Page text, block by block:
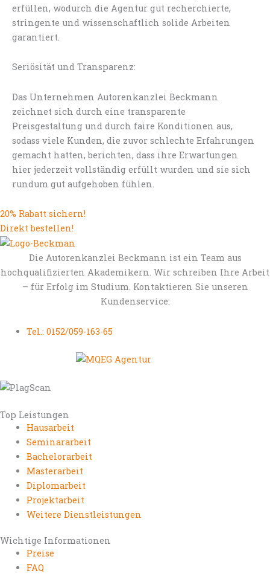
erfüllen, wodurch die Agentur gut recherchierte,
stringente und wissenschaftlich solide Arbeiten
garantiert.
Seriösität und Transparenz:
Das Unternehmen Autorenkanzlei Beckmann
zeichnet sich durch eine transparente
Preisgestaltung und durch faire Konditionen aus,
sodass viele Kunden, die zuvor schlechte Erfahrungen
gemacht hatten, berichten, dass ihre Erwartungen
hier jederzeit vollständig erfüllt wurden und sie sich
rundum gut aufgehoben fühlen.
20% Rabatt sichern!
Direkt bestellen!
Die Autorenkanzlei Beckmann ist ein Team aus
hochqualifizierten Akademikern. Wir schreiben Ihre Arbeit
– für Erfolg im Studium. Kontaktieren Sie unseren
Kundenservice:
Tel.: 0152/059-163-65
Top Leistungen
Hausarbeit
Seminararbeit
Bachelorarbeit
Masterarbeit
Diplomarbeit
Projektarbeit
Weitere Dienstleistungen
Wichtige Informationen
Preise
FAQ